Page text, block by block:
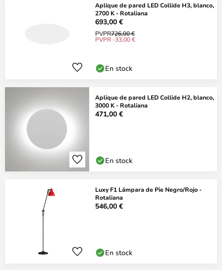
Aplique de pared LED Collide H3, blanco,
2700 K - Rotaliana
693,00 €
PVPR726,00 €
PVPR -33,00 €
En stock
Aplique de pared LED Collide H2, blanco,
3000 K - Rotaliana
471,00 €
En stock
Luxy F1 Lámpara de Pie Negro/Rojo -
Rotaliana
546,00 €
En stock